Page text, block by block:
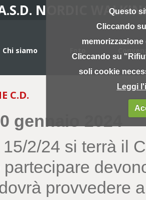
Questo
Cliccando
Cliccando su
soli cookie
Leggi
NORDIC
Chi siamo Foto
C.D.
gennaio 2024
15/2/24 si terrà il
provvedere